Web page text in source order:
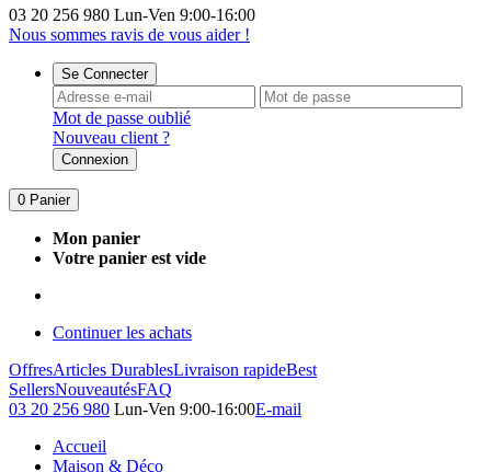
03 20 256 980 Lun-Ven 9:00-16:00
Nous sommes ravis de vous aider !
Se Connecter
Mot de passe oublié
Nouveau client ?
Connexion
0 Panier
Mon panier
Votre panier est vide
Continuer les achats
OffresArticles DurablesLivraison rapideBest
SellersNouveautésFAQ
03 20 256 980 Lun-Ven 9:00-16:00E-mail
Accueil
Maison & Déco